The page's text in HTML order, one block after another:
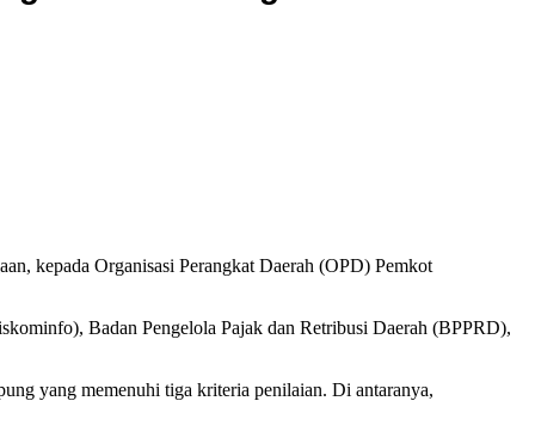
kepada Organisasi Perangkat Daerah (OPD) Pemkot
Badan Pengelola Pajak dan Retribusi Daerah (BPPRD),
yang memenuhi tiga kriteria penilaian. Di antaranya,